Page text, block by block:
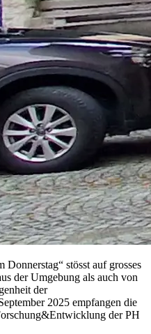
stösst auf grosses
der Umgebung als auch von
der
2025 empfangen die
der PH